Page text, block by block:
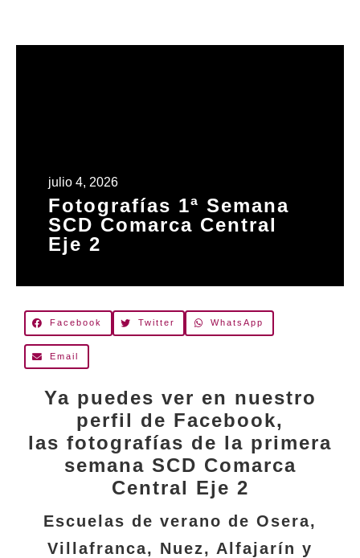
julio 4, 2026
Fotografías 1ª Semana
SCD Comarca Central
Eje 2
Facebook Twitter WhatsApp
Email
Ya puedes ver en nuestro
perfil de Facebook,
las fotografías de la primera
semana SCD Comarca
Central Eje 2
Escuelas de verano de Osera,
Villafranca, Nuez, Alfajarín y